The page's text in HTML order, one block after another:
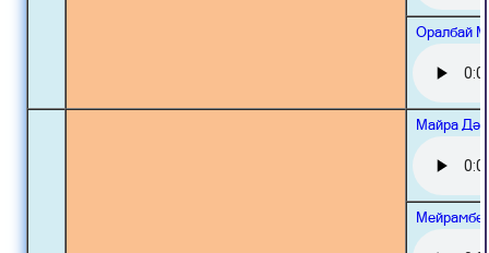
Оралбай
Майра